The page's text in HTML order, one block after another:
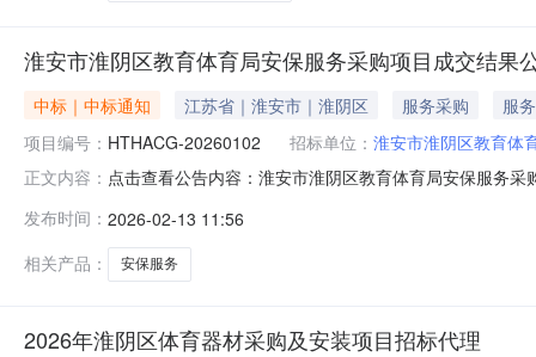
淮安市淮阴区教育体育局安保服务采购项目成交结果
中标｜中标通知 江苏省｜淮安市｜淮阴区 服务采购
服务
项目编号： HTHACG-20260102 招标单位： 淮安市淮阴区教育体
正文内容： 点击查看公告内容：淮安市淮阴区教育体育局安保服务采
发布时间： 2026-02-13 11:56
相关产品：
安保服务
2026年淮阴区体育器材采购及安装项目招标代理